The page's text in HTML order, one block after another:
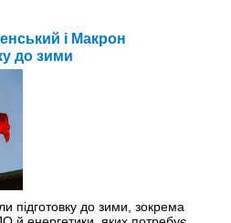
і Макрон
до зими
підготовку до зими, зокрема